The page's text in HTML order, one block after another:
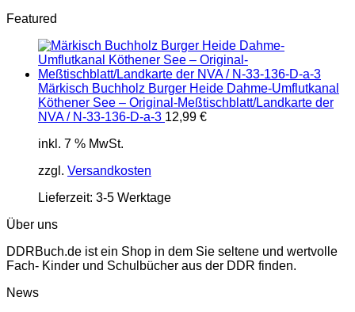
Featured
Märkisch Buchholz Burger Heide Dahme-Umflutkanal
Köthener See – Original-Meßtischblatt/Landkarte der
NVA / N-33-136-D-a-3 12,99 €
inkl. 7 % MwSt.
zzgl. Versandkosten
Lieferzeit: 3-5 Werktage
Über uns
DDRBuch.de ist ein Shop in dem Sie seltene und wertvolle
Fach- Kinder und Schulbücher aus der DDR finden.
News